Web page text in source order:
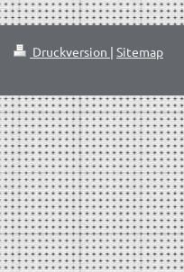
Druckversion | Sitemap